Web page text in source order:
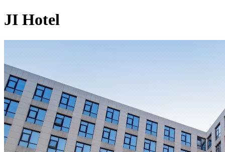
JI Hotel